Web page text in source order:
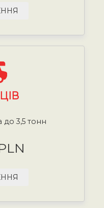
до 3,5 тонн